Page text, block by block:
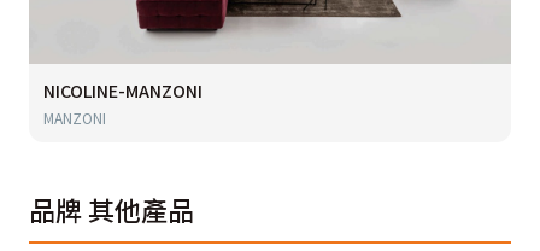
NICOLINE-MANZONI
MANZONI
品牌其他產品